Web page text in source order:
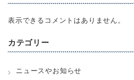
表示できるコメントはありません。
カテゴリー
ニュースやお知らせ